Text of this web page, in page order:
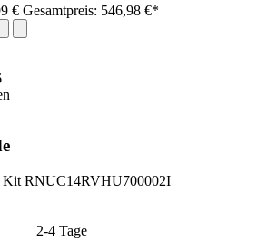
€ Gesamtpreis: 546,98 €*
Kit RNUC14RVHU700002I
2-4 Tage